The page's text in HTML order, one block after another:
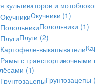
культиваторов и
Окучники (1)
Полольники (1)
Плуги (2)
(1)
Грунтозацепы